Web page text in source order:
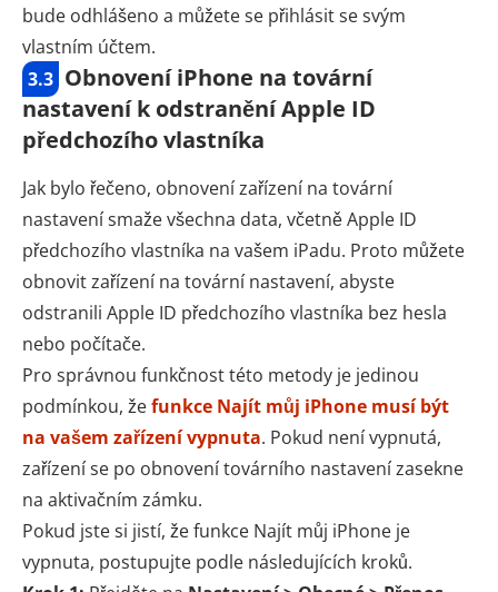
bude odhlášeno a můžete se přihlásit se svým
vlastním účtem.
3.3 Obnovení iPhone na tovární
nastavení k odstranění Apple ID
předchozího vlastníka
Jak bylo řečeno, obnovení zařízení na tovární
nastavení smaže všechna data, včetně Apple ID
předchozího vlastníka na vašem iPadu. Proto můžete
obnovit zařízení na tovární nastavení, abyste
odstranili Apple ID předchozího vlastníka bez hesla
nebo počítače.
Pro správnou funkčnost této metody je jedinou
podmínkou, žefunkce Najít můj iPhone musí být
na vašem zařízení vypnuta. Pokud není vypnutá,
zařízení se po obnovení továrního nastavení zasekne
na aktivačním zámku.
Pokud jste si jistí, že funkce Najít můj iPhone je
vypnuta, postupujte podle následujících kroků.